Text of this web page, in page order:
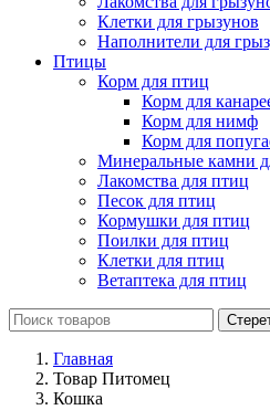
Клетки для грызунов
Наполнители для
Птицы
Корм для птиц
Корм для
Корм для нимф
Корм для
Минеральные камни
Лакомства для птиц
Песок для птиц
Кормушки для птиц
Поилки для птиц
Клетки для птиц
Ветаптека для птиц
Главная
Товар Питомец
Кошка